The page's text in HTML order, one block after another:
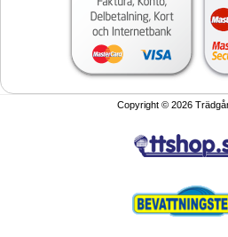
Copyright © 2026